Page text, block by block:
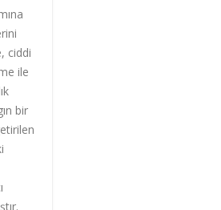
ciddi
ile
bir